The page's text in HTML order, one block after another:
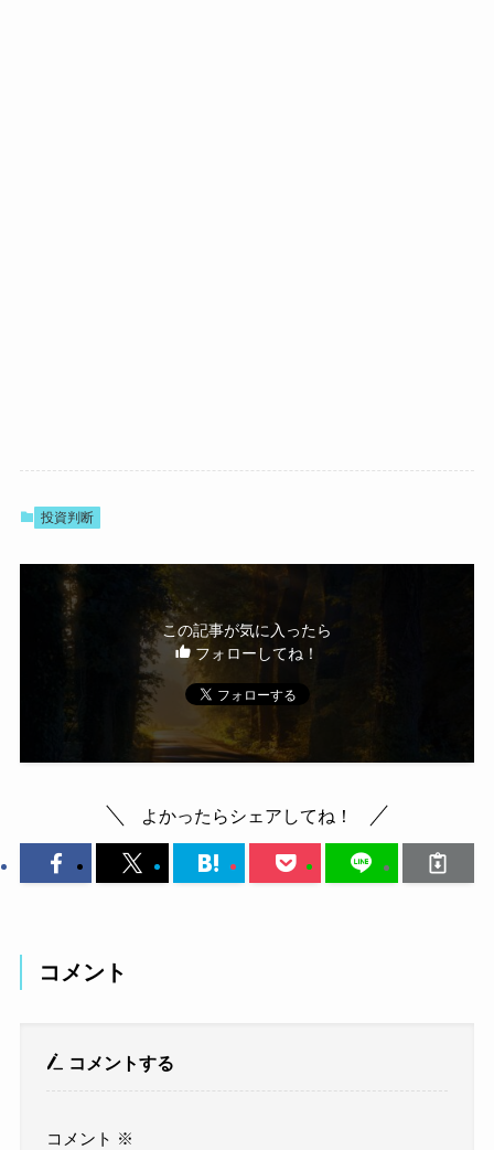
投資判断
この記事が気に入ったら
フォローしてね！
よかったらシェアしてね！
コメント
コメントする
コメント ※